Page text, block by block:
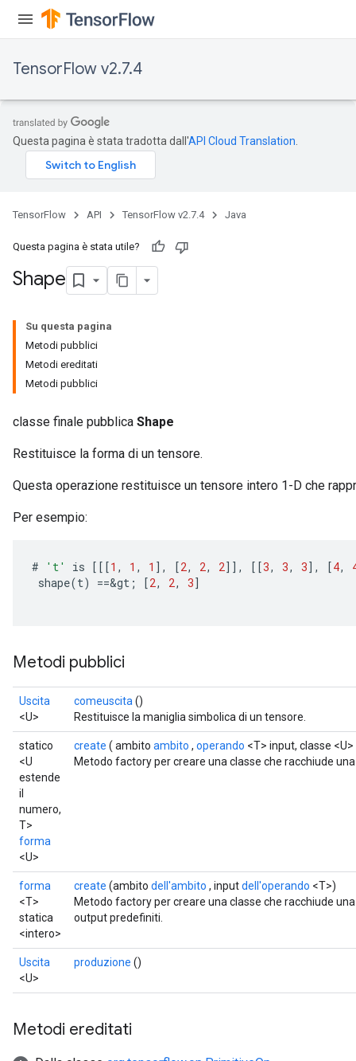
TensorFlow v2.7.4
Questa pagina è stata tradotta dall'API Cloud Translation
TensorFlow API TensorFlow v2.7.4 Java
Questa pagina è stata utile?
Shape
Su questa pagina
Metodi pubblici
Metodi ereditati
Metodi pubblici
classe finale pubblica Shape
Restituisce la forma di un tensore.
Questa operazione restituisce un tensore intero 1-D che
Per esempio:
# 't' is [[[1 , 1 , 1 ] , [2, 2, 2]] , [[3, 3, 3] , [4,
shape(t) ==&gt ; [2, 2, 3]
Metodi pubblici
Uscita
<U>
comeuscita ()
Restituisce la maniglia simbolica di un tensore.
statico
<U
estende
il
numero,
T>
forma
<U>
create ( ambito ambito , operando <T> input, classe
Metodo factory per creare una classe che racchiude
forma
<T>
statica
<intero>
create (ambito dell'ambito , inputdell'operando <T>)
Metodo factory per creare una classe che racchiude
output predefiniti.
Uscita
<U>
produzione ()
Metodi ereditati